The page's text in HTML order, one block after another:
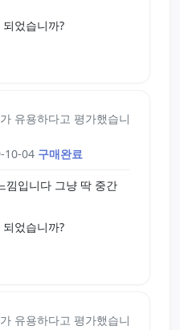
었습니까?
유용하다고 평가했습니
10-04 구매완료
낌입니다 그냥 딱 중간
었습니까?
유용하다고 평가했습니